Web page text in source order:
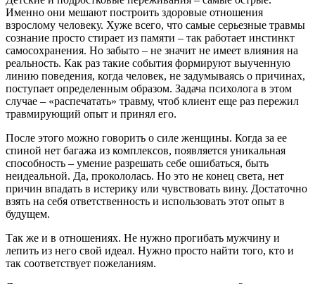
Именно они мешают построить здоровые отношения
взрослому человеку. Хуже всего, что самые серьезные травмы
сознание просто стирает из памяти – так работает инстинкт
самосохранения. Но забыто – не значит не имеет влияния на
реальность. Как раз такие события формируют выученную
линию поведения, когда человек, не задумываясь о причинах,
поступает определенным образом. Задача психолога в этом
случае – «распечатать» травму, чтоб клиент еще раз пережил
травмирующий опыт и принял его.
После этого можно говорить о силе женщины. Когда за ее
спиной нет багажа из комплексов, появляется уникальная
способность – умение разрешать себе ошибаться, быть
неидеальной. Да, прокололась. Но это не конец света, нет
причин впадать в истерику или чувствовать вину. Достаточно
взять на себя ответственность и использовать этот опыт в
будущем.
Так же и в отношениях. Не нужно прогибать мужчину и
лепить из него свой идеал. Нужно просто найти того, кто и
так соответствует пожеланиям.